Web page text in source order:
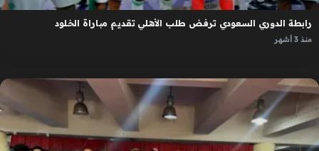
رابطة الدوري السعودي ترفض طلب الأهلي تقديم مباراة الخلود
منذ 3 أشهر